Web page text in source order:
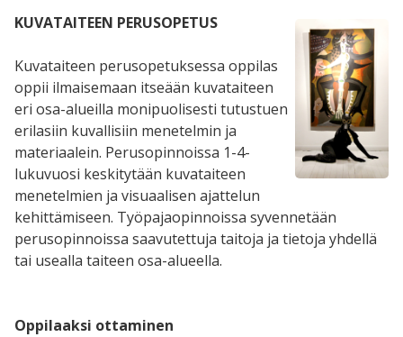
KUVATAITEEN PERUSOPETUS
Kuvataiteen perusopetuksessa oppilas
oppii ilmaisemaan itseään kuvataiteen
eri osa-alueilla monipuolisesti tutustuen
erilasiin kuvallisiin menetelmin ja
materiaalein. Perusopinnoissa 1-4-
lukuvuosi keskitytään kuvataiteen
menetelmien ja visuaalisen ajattelun
kehittämiseen. Työpajaopinnoissa syvennetään
perusopinnoissa saavutettuja taitoja ja tietoja yhdellä
tai usealla taiteen osa-alueella.
Oppilaaksi ottaminen